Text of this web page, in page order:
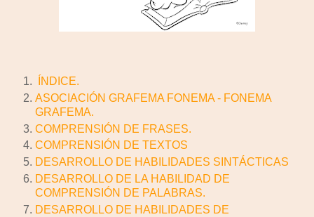
ÍNDICE.
ASOCIACIÓN GRAFEMA FONEMA - FONEMA
GRAFEMA.
COMPRENSIÓN DE FRASES.
COMPRENSIÓN DE TEXTOS
DESARROLLO DE HABILIDADES SINTÁCTICAS
DESARROLLO DE LA HABILIDAD DE
COMPRENSIÓN DE PALABRAS.
DESARROLLO DE HABILIDADES DE